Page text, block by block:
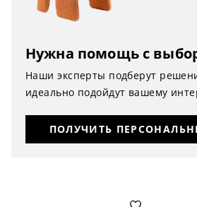
Нужна помощь с
Наши эксперты подберут
идеально подойдут вашему
ПОЛУЧИТЬ